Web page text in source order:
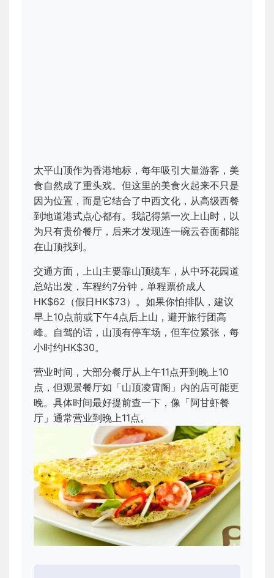
太平山顶作为香港地标，每年吸引大量游客，美
食自然成了重头戏。但这里的美食火起来不只是
因为位置，而是它结合了中西文化，从高级西餐
到地道港式点心都有。我記得第一次上山时，以
为只有贵价餐厅，后来才发现连一碗云吞面都能
在山顶找到。
交通方面，上山主要靠山顶缆车，从中环花园道
总站出发，车程约7分钟，单程票价成人
HK$62（假日HK$73）。如果你怕排队，建议
早上10点前或下午4点后上山，避开旅行团高
峰。自驾的话，山顶有停车场，但车位紧张，每
小时约HK$30。
营业时间，大部分餐厅从上午11点开到晚上10
点，但观景餐厅如「山顶凌霄阁」内的店可能更
晚。具体时间最好提前查一下，像「阿甘虾餐
厅」通常营业到晚上11点。